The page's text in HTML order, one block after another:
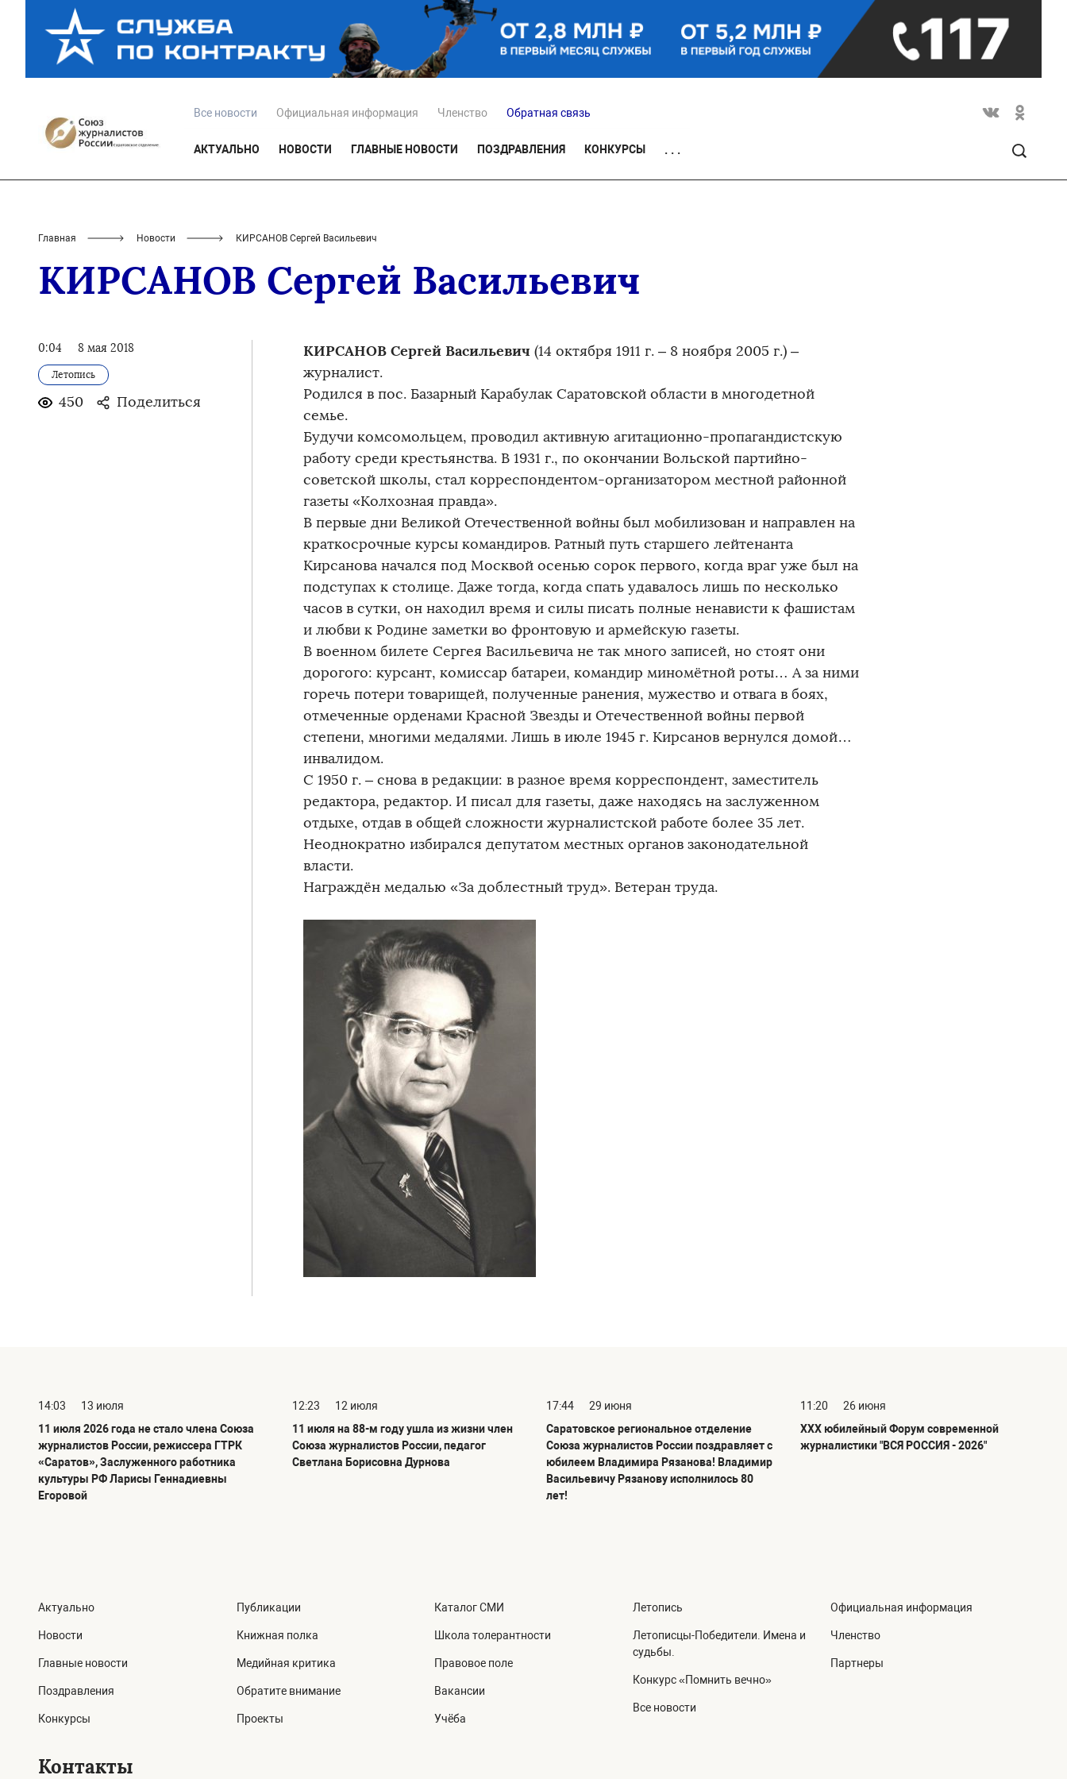
Все новости Официальная информация Членство Обратная связь
АКТУАЛЬНО НОВОСТИ ГЛАВНЫЕ НОВОСТИ ПОЗДРАВЛЕНИЯ КОНКУРСЫ . . .
Главная Новости КИРСАНОВ Сергей Васильевич
КИРСАНОВ Сергей Васильевич
0:04 8 мая 2018
Летопись
450 Поделиться
КИРСАНОВ Сергей Васильевич (14 октября 1911 г. – 8 ноября 2005 г.) –
журналист.
Родился в пос. Базарный Карабулак Саратовской области в многодетной
семье.
Будучи комсомольцем, проводил активную агитационно-пропагандистскую
работу среди крестьянства. В 1931 г., по окончании Вольской партийно-
советской школы, стал корреспондентом-организатором местной районной
газеты «Колхозная правда».
В первые дни Великой Отечественной войны был мобилизован и направлен на
краткосрочные курсы командиров. Ратный путь старшего лейтенанта
Кирсанова начался под Москвой осенью сорок первого, когда враг уже был на
подступах к столице. Даже тогда, когда спать удавалось лишь по несколько
часов в сутки, он находил время и силы писать полные ненависти к фашистам
и любви к Родине заметки во фронтовую и армейскую газеты.
В военном билете Сергея Васильевича не так много записей, но стоят они
дорогого: курсант, комиссар батареи, командир миномётной роты… А за ними
горечь потери товарищей, полученные ранения, мужество и отвага в боях,
отмеченные орденами Красной Звезды и Отечественной войны первой
степени, многими медалями. Лишь в июле 1945 г. Кирсанов вернулся домой…
инвалидом.
С 1950 г. – снова в редакции: в разное время корреспондент, заместитель
редактора, редактор. И писал для газеты, даже находясь на заслуженном
отдыхе, отдав в общей сложности журналистской работе более 35 лет.
Неоднократно избирался депутатом местных органов законодательной
власти.
Награждён медалью «За доблестный труд». Ветеран труда.
14:03
13 июля
11 июля 2026 года не стало члена Союза
журналистов России, режиссера ГТРК
«Саратов», Заслуженного работника
культуры РФ Ларисы Геннадиевны
Егоровой
12:23
12 июля
11 июля на 88-м году ушла из жизни член
Союза журналистов России, педагог
Светлана Борисовна Дурнова
17:44
29 июня
Саратовское региональное отделение
Союза журналистов России поздравляет с
юбилеем Владимира Рязанова! Владимир
Васильевичу Рязанову исполнилось 80
лет!
11:20
26 июня
ХХХ юбилейный Форум современной
журналистики "ВСЯ РОССИЯ - 2026"
Актуально
Новости
Главные новости
Поздравления
Конкурсы
Публикации
Книжная полка
Медийная критика
Обратите внимание
Проекты
Каталог СМИ
Школа толерантности
Правовое поле
Вакансии
Учёба
Летопись
Летописцы-Победители. Имена и
судьбы.
Конкурс «Помнить вечно»
Все новости
Официальная информация
Членство
Партнеры
Контакты